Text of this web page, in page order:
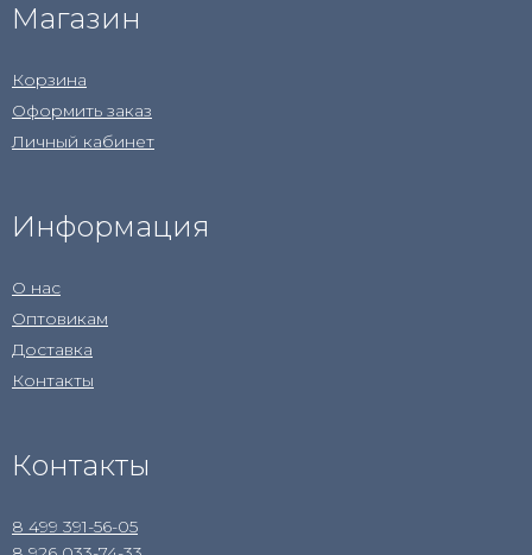
Магазин
Корзина
Оформить заказ
Личный кабинет
Информация
О нас
Оптовикам
Доставка
Контакты
Контакты
8 499 391-56-05